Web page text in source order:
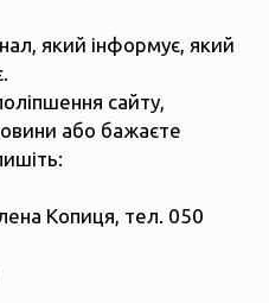
який інформує, який
сайту,
або бажаєте
Копиця, тел. 050